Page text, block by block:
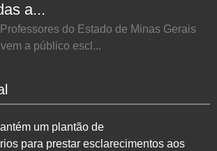
a...
do Estado de Minas Gerais
a público escl...
um plantão de
para prestar esclarecimentos aos